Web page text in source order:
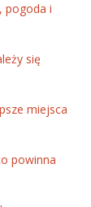
pogoda i
się
miejsca
powinna